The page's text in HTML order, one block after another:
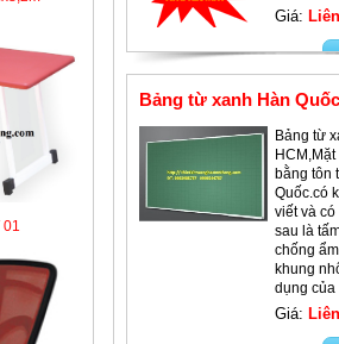
Giá:
Bảng từ xanh Hàn
Bảng từ
bằng tôn
Quốc.có
viết và
sau là
chống
khung
dụng
Giá: